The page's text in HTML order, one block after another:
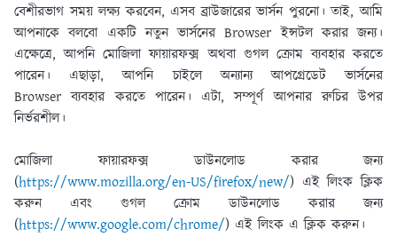
বেশীরভাগ সময় লক্ষ্য করবেন, এসব ব্রাউজারের ভার্সন পুরনাে। তাই, আমি
আপনাকে বলবাে একটি নতুন ভার্সনের Browser ইন্সটল করার জন্য।
এক্ষেত্রে, আপনি মােজিলা ফায়ারফক্স অথবা গুগল ক্রোম ব্যবহার করতে
পারেন। এছাড়া, আপনি চাইলে অন্যান্য আপগ্রেডেট ভার্সনের
Browser ব্যবহার করতে পারেন। এটা, সম্পূর্ণ আপনার রুচির উপর
নির্ভরশীল।
মােজিলা ফায়ারফক্স ডাউনলােড করার জন্য
(https://www.mozilla.org/en-US/firefox/new/) এই লিংক ক্লিক
করুন এবং গুগল ক্রোম ডাউনলােড করার জন্য
(https://www.google.com/chrome/) এই লিংক এ ক্লিক করুন।